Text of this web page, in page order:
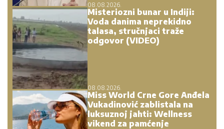
08.08.2026.
Misteriozni bunar u Indiji:
Voda danima neprekidno
talasa, stručnjaci traže
odgovor (VIDEO)
08.08.2026.
Miss World Crne Gore Anđela
Vukadinović zablistala na
luksuznoj jahti: Wellness
vikend za pamćenje